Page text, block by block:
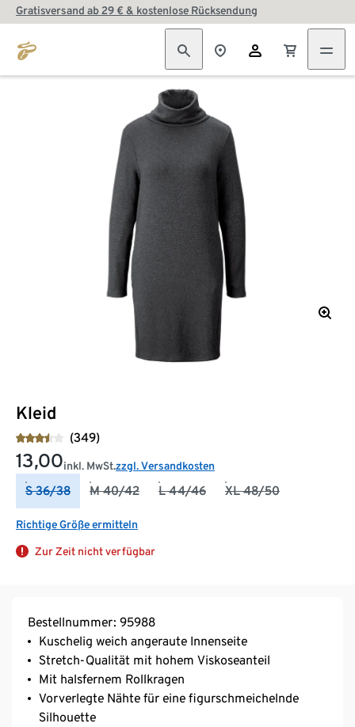
Gratisversand ab 29 € & kostenlose Rücksendung
Kleid
(349)
13,00inkl. MwSt.zzgl. Versandkosten
S 36/38 M 40/42 L 44/46 XL 48/50
Richtige Größe ermitteln
Zur Zeit nicht verfügbar
Bestellnummer: 95988
Kuschelig weich angeraute Innenseite
Stretch-Qualität mit hohem Viskoseanteil
Mit halsfernem Rollkragen
Vorverlegte Nähte für eine figurschmeichelnde
Silhouette